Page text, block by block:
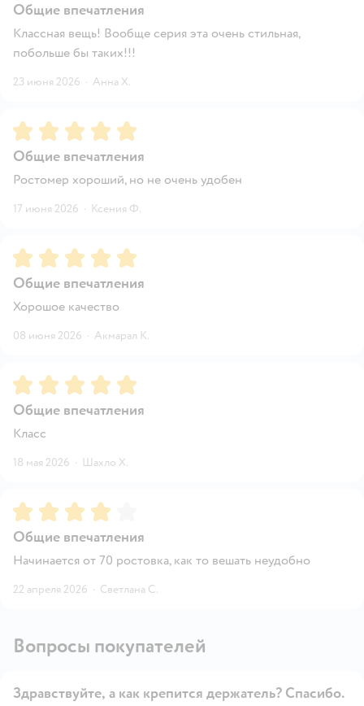
Общие впечатления
Классная вещь! Вообще серия эта очень стильная,
побольше бы таких!!!
23 июня 2026 · Анна Х.
Рейтинг:5
Общие впечатления
Ростомер хороший, но не очень удобен
17 июня 2026 · Ксения Ф.
Рейтинг:5
Общие впечатления
Хорошое качество
08 июня 2026 · Акмарал К.
Рейтинг:5
Общие впечатления
Класс
18 мая 2026 · Шахло Х.
Рейтинг:4
Общие впечатления
Начинается от 70 ростовка, как то вешать неудобно
22 апреля 2026 · Светлана С.
Вопросы покупателей
Здравствуйте, а как крепится держатель? Спасибо.